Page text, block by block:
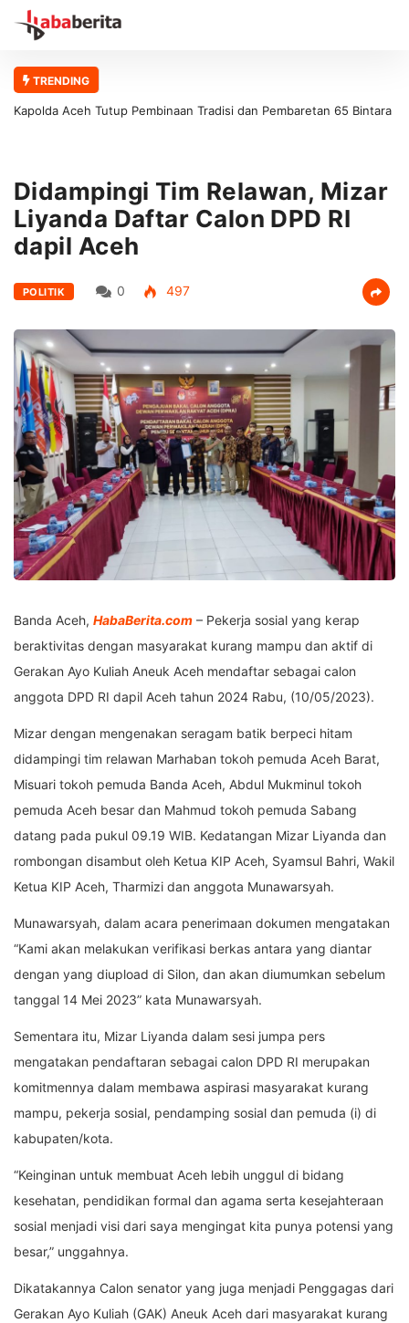
TRENDING
Kapolda Aceh Tutup Pembinaan Tradisi dan Pembaretan 65 Bintara
Didampingi Tim Relawan, Mizar
Liyanda Daftar Calon DPD RI
dapil Aceh
POLITIK 0 497
Banda Aceh, HabaBerita.com – Pekerja sosial yang kerap
beraktivitas dengan masyarakat kurang mampu dan aktif di
Gerakan Ayo Kuliah Aneuk Aceh mendaftar sebagai calon
anggota DPD RI dapil Aceh tahun 2024 Rabu, (10/05/2023).
Mizar dengan mengenakan seragam batik berpeci hitam
didampingi tim relawan Marhaban tokoh pemuda Aceh Barat,
Misuari tokoh pemuda Banda Aceh, Abdul Mukminul tokoh
pemuda Aceh besar dan Mahmud tokoh pemuda Sabang
datang pada pukul 09.19 WIB. Kedatangan Mizar Liyanda dan
rombongan disambut oleh Ketua KIP Aceh, Syamsul Bahri, Wakil
Ketua KIP Aceh, Tharmizi dan anggota Munawarsyah.
Munawarsyah, dalam acara penerimaan dokumen mengatakan
“Kami akan melakukan verifikasi berkas antara yang diantar
dengan yang diupload di Silon, dan akan diumumkan sebelum
tanggal 14 Mei 2023” kata Munawarsyah.
Sementara itu, Mizar Liyanda dalam sesi jumpa pers
mengatakan pendaftaran sebagai calon DPD RI merupakan
komitmennya dalam membawa aspirasi masyarakat kurang
mampu, pekerja sosial, pendamping sosial dan pemuda (i) di
kabupaten/kota.
“Keinginan untuk membuat Aceh lebih unggul di bidang
kesehatan, pendidikan formal dan agama serta kesejahteraan
sosial menjadi visi dari saya mengingat kita punya potensi yang
besar,” unggahnya.
Dikatakannya Calon senator yang juga menjadi Penggagas dari
Gerakan Ayo Kuliah (GAK) Aneuk Aceh dari masyarakat kurang